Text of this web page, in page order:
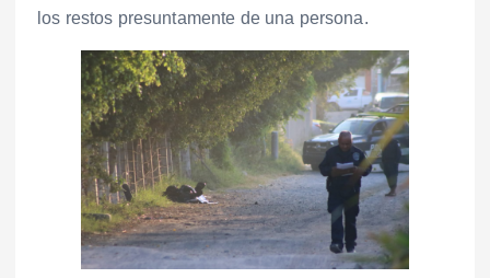
los restos presuntamente de una persona.